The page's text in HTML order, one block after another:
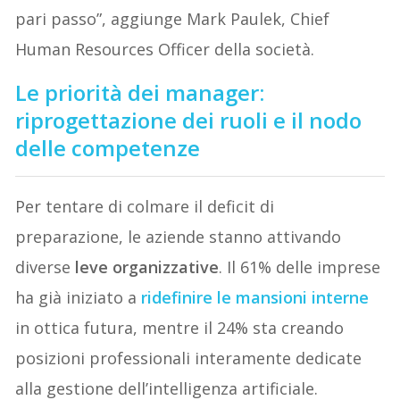
pari passo”, aggiunge Mark Paulek, Chief
Human Resources Officer della società.
Le priorità dei manager:
riprogettazione dei ruoli e il nodo
delle competenze
Per tentare di colmare il deficit di
preparazione, le aziende stanno attivando
diverse leve organizzative. Il 61% delle imprese
ha già iniziato a ridefinire le mansioni interne
in ottica futura, mentre il 24% sta creando
posizioni professionali interamente dedicate
alla gestione dell’intelligenza artificiale.